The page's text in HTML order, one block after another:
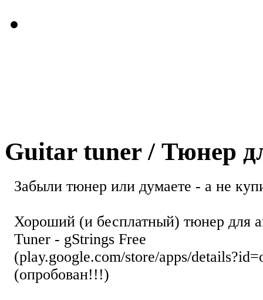
Guitar tuner / Тюнер
Забыли тюнер или думаете - а не
Хороший (и бесплатный) тюнер для
Tuner - gStrings Free
(play.google.com/store/apps/
(опробован!!!)